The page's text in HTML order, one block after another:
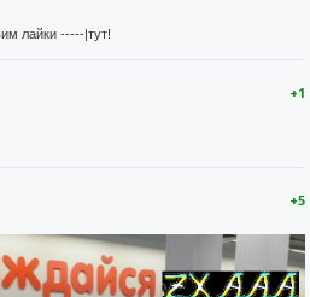
лайки -----|тут!
+1
+5